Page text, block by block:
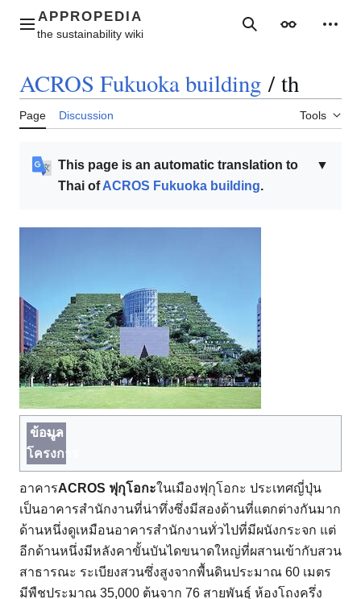
contentMain menu SearchAppearance
ACROS Fukuoka building / th
Page Discussion Tools
▼
This page is an automatic translation to
Thai ofACROS Fukuoka building.
ข้อมูล
โครงการ
อาคารACROS ฟุกุโอกะในเมืองฟุกุโอกะ ประเทศญี่ปุ่น
เป็นอาคารสำนักงานที่น่าทึ่งซึ่งมีสองด้านที่แตกต่างกันมาก
ด้านหนึ่งดูเหมือนอาคารสำนักงานทั่วไปที่มีผนังกระจก แต่
อีกด้านหนึ่งมีหลังคาขั้นบันไดขนาดใหญ่ที่ผสานเข้ากับสวน
สาธารณะ ระเบียงสวนซึ่งสูงจากพื้นดินประมาณ 60 เมตร
มีพืชประมาณ 35,000 ต้นจาก 76 สายพันธุ์ ห้องโถงครึ่ง